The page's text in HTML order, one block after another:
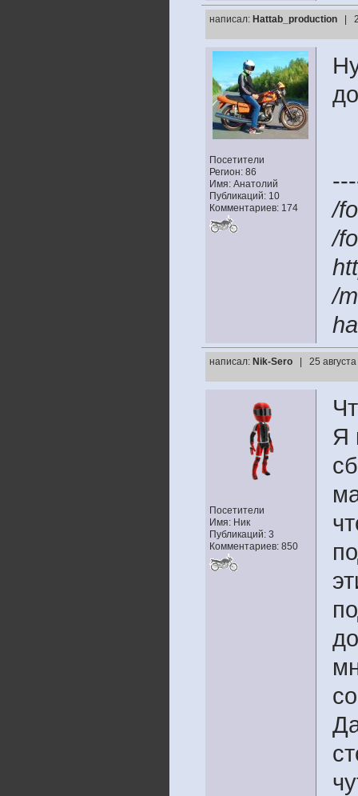
написал: Hattab_production |
Посетители
Регион: 86
Имя: Анатолий
Публикаций: 10
Комментариев: 174
/
/
/
написал: Nik-Sero | 25
Посетители
Имя: Ник
Публикаций: 3
Комментариев: 850
Я